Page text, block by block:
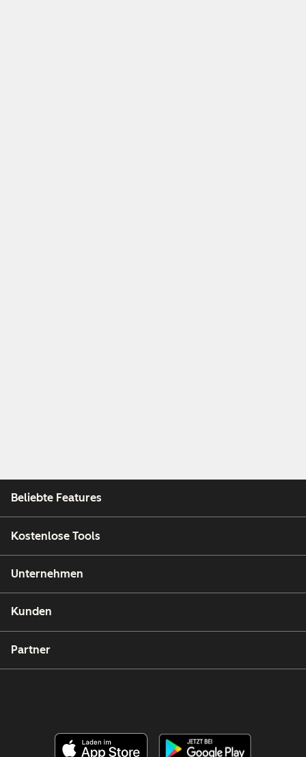
Beliebte Features
Kostenlose Tools
Unternehmen
Kunden
Partner